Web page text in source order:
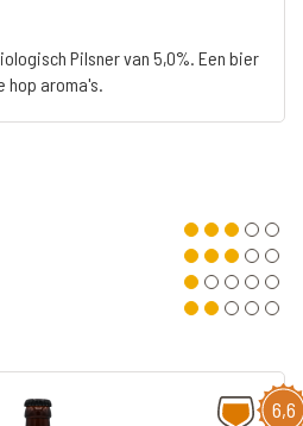
Pilsner van 5,0%. Een bier
hop aroma's.
6,6